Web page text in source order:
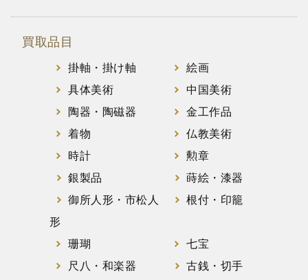
買取品目
掛軸・掛け軸
絵画
具体美術
中国美術
陶器・陶磁器
金工作品
着物
仏教美術
時計
勲章
銀製品
蒔絵・漆器
御所人形・市松人
形
根付・印籠
珊瑚
七宝
尺八・和楽器
古銭・切手